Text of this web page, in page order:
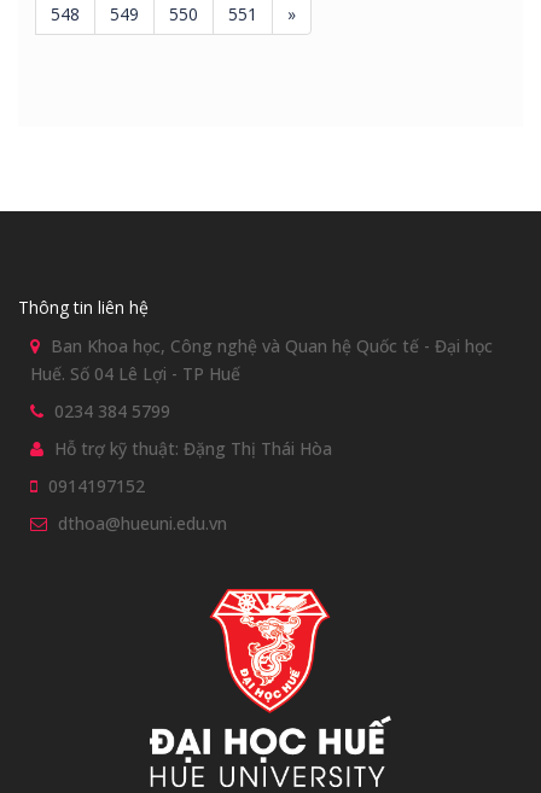
548
549 550 551 »
Thông tin liên hệ
Ban Khoa học, Công nghệ và Quan hệ Quốc tế - Đại học
Huế. Số 04 Lê Lợi - TP Huế
0234 384 5799
Hỗ trợ kỹ thuật: Đặng Thị Thái Hòa
0914197152
dthoa@hueuni.edu.vn